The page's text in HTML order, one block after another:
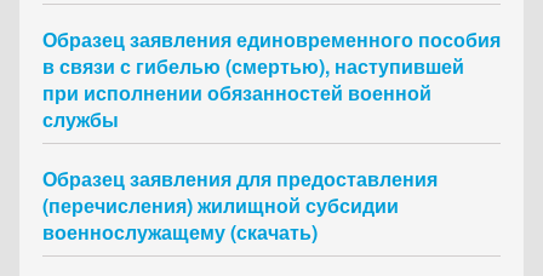
Образец заявления единовременного пособия
в связи с гибелью (смертью), наступившей
при исполнении обязанностей военной
службы
Образец заявления для предоставления
(перечисления) жилищной субсидии
военнослужащему (скачать)